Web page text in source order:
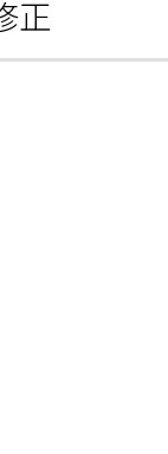
正